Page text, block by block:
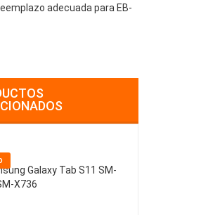
adecuada para EB-